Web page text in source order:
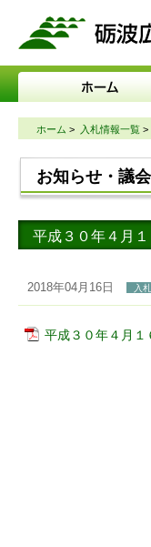
ホーム > 入札情報一覧 >
お知らせ・議
平成３０年４月
2018年04月16日 入
平成３０年４月１